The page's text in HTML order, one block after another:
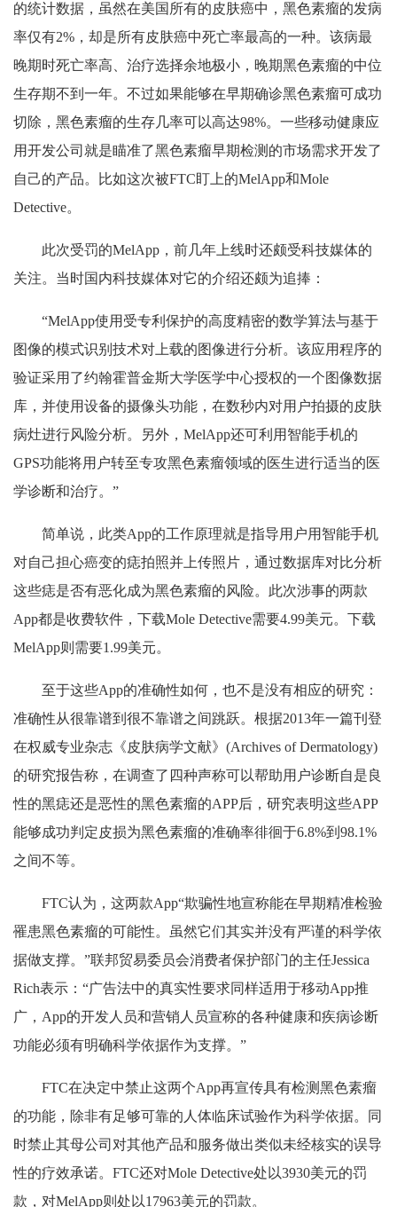
的统计数据，虽然在美国所有的皮肤癌中，黑色素瘤的发病
率仅有2%，却是所有皮肤癌中死亡率最高的一种。该病最
晚期时死亡率高、治疗选择余地极小，晚期黑色素瘤的中位
生存期不到一年。不过如果能够在早期确诊黑色素瘤可成功
切除，黑色素瘤的生存几率可以高达98%。一些移动健康应
用开发公司就是瞄准了黑色素瘤早期检测的市场需求开发了
自己的产品。比如这次被FTC盯上的MelApp和Mole
Detective。
此次受罚的MelApp，前几年上线时还颇受科技媒体的
关注。当时国内科技媒体对它的介绍还颇为追捧：
“MelApp使用受专利保护的高度精密的数学算法与基于
图像的模式识别技术对上载的图像进行分析。该应用程序的
验证采用了约翰霍普金斯大学医学中心授权的一个图像数据
库，并使用设备的摄像头功能，在数秒内对用户拍摄的皮肤
病灶进行风险分析。另外，MelApp还可利用智能手机的
GPS功能将用户转至专攻黑色素瘤领域的医生进行适当的医
学诊断和治疗。”
简单说，此类App的工作原理就是指导用户用智能手机
对自己担心癌变的痣拍照并上传照片，通过数据库对比分析
这些痣是否有恶化成为黑色素瘤的风险。此次涉事的两款
App都是收费软件，下载Mole Detective需要4.99美元。下载
MelApp则需要1.99美元。
至于这些App的准确性如何，也不是没有相应的研究：
准确性从很靠谱到很不靠谱之间跳跃。根据2013年一篇刊登
在权威专业杂志《皮肤病学文献》(Archives of Dermatology)
的研究报告称，在调查了四种声称可以帮助用户诊断自是良
性的黑痣还是恶性的黑色素瘤的APP后，研究表明这些APP
能够成功判定皮损为黑色素瘤的准确率徘徊于6.8%到98.1%
之间不等。
FTC认为，这两款App“欺骗性地宣称能在早期精准检验
罹患黑色素瘤的可能性。虽然它们其实并没有严谨的科学依
据做支撑。”联邦贸易委员会消费者保护部门的主任Jessica
Rich表示：“广告法中的真实性要求同样适用于移动App推
广，App的开发人员和营销人员宣称的各种健康和疾病诊断
功能必须有明确科学依据作为支撑。”
FTC在决定中禁止这两个App再宣传具有检测黑色素瘤
的功能，除非有足够可靠的人体临床试验作为科学依据。同
时禁止其母公司对其他产品和服务做出类似未经核实的误导
性的疗效承诺。FTC还对Mole Detective处以3930美元的罚
款，对MelApp则处以17963美元的罚款。